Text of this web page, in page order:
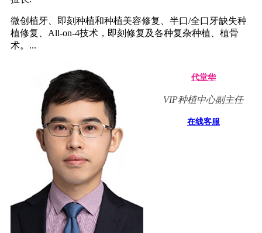
微创植牙、即刻种植和种植美容修复、半口/全口牙缺失种
植修复、All-on-4技术，即刻修复及各种复杂种植、植骨
术。...
代堂华
VIP种植中心副主任
在线客服